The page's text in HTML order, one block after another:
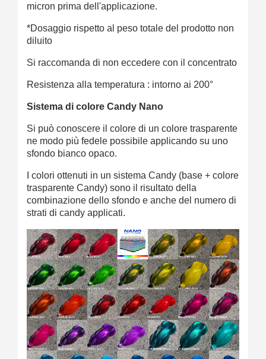
micron prima dell'applicazione.
*Dosaggio rispetto al peso totale del prodotto non
diluito
Si raccomanda di non eccedere con il concentrato
Resistenza alla temperatura : intorno ai 200°
Sistema di colore Candy Nano
Si può conoscere il colore di un colore trasparente
ne modo più fedele possibile applicando su uno
sfondo bianco opaco.
I colori ottenuti in un sistema Candy (base + colore
trasparente Candy) sono il risultato della
combinazione dello sfondo e anche del numero di
strati di candy applicati.